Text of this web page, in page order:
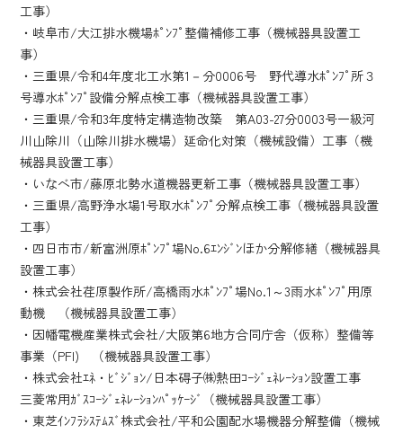
工事）
・岐阜市/大江排水機場ﾎﾟﾝﾌﾟ整備補修工事（機械器具設置工
事）
・三重県/令和4年度北工水第1－分0006号 野代導水ﾎﾟﾝﾌﾟ所３
号導水ﾎﾟﾝﾌﾟ設備分解点検工事（機械器具設置工事）
・三重県/令和3年度特定構造物改築 第A03-27分0003号一級河
川山除川（山除川排水機場）延命化対策（機械設備）工事（機
械器具設置工事）
・いなべ市/藤原北勢水道機器更新工事（機械器具設置工事）
・三重県/高野浄水場1号取水ﾎﾟﾝﾌﾟ分解点検工事（機械器具設置
工事）
・四日市市/新富洲原ﾎﾟﾝﾌﾟ場No.6ｴﾝｼﾞﾝほか分解修繕（機械器具
設置工事）
・株式会社荏原製作所/高橋雨水ﾎﾟﾝﾌﾟ場No.1～3雨水ﾎﾟﾝﾌﾟ用原
動機 （機械器具設置工事）
・因幡電機産業株式会社/大阪第6地方合同庁舎（仮称）整備等
事業（PFI) （機械器具設置工事）
・株式会社ｴﾈ・ﾋﾞｼﾞｮﾝ/日本碍子㈱熱田ｺｰｼﾞｪﾈﾚｰｼｮﾝ設置工事
三菱常用ｶﾞｽｺｰｼﾞｪﾈﾚｰｼｮﾝﾊﾟｯｹｰｼﾞ（機械器具設置工事）
・東芝ｲﾝﾌﾗｼｽﾃﾑｽﾞ株式会社/平和公園配水場機器分解整備（機械